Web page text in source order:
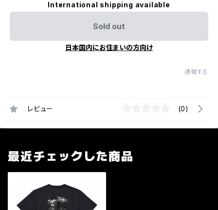
International shipping available
Sold out
日本国内にお住まいの方向け
通報する
レビュー (0)
最近チェックした商品